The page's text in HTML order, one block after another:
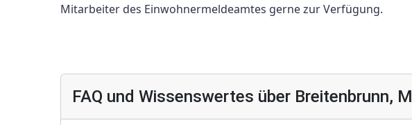
Mitarbeiter des Einwohnermeldeamtes gerne zur Verfügung.
FAQ und Wissenswertes über Breitenbrunn, M